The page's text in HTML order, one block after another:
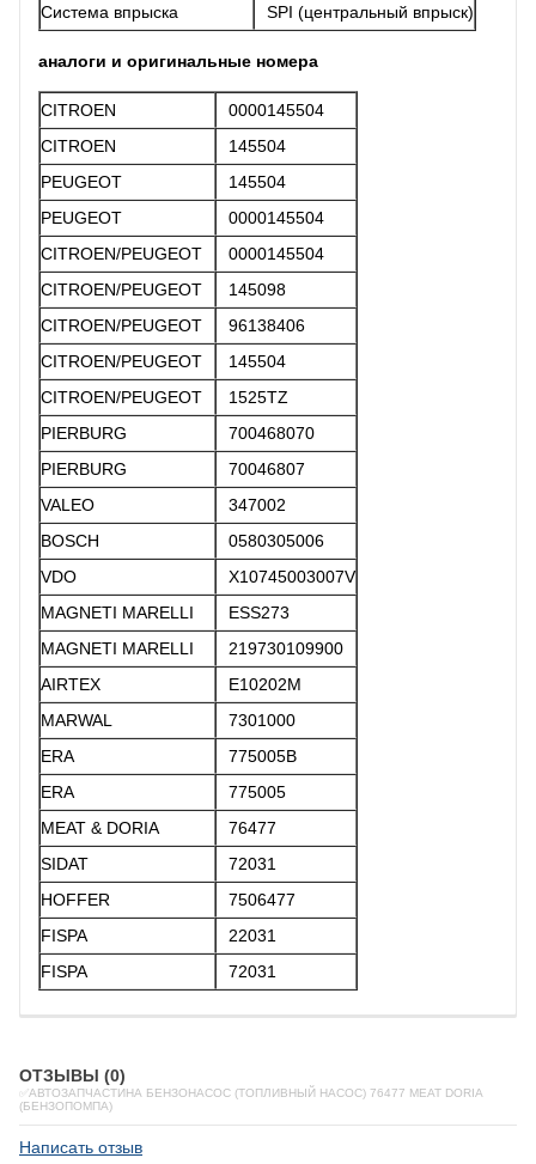
Система впрыска
SPI (центральный впрыск)
аналоги и оригинальные номера
CITROEN
0000145504
CITROEN
145504
PEUGEOT
145504
PEUGEOT
0000145504
CITROEN/PEUGEOT
0000145504
CITROEN/PEUGEOT
145098
CITROEN/PEUGEOT
96138406
CITROEN/PEUGEOT
145504
CITROEN/PEUGEOT
1525TZ
PIERBURG
700468070
PIERBURG
70046807
VALEO
347002
BOSCH
0580305006
VDO
X10745003007V
MAGNETI MARELLI
ESS273
MAGNETI MARELLI
219730109900
AIRTEX
E10202M
MARWAL
7301000
ERA
775005B
ERA
775005
MEAT & DORIA
76477
SIDAT
72031
HOFFER
7506477
FISPA
22031
FISPA
72031
ОТЗЫВЫ (0)
✅АВТОЗАПЧАСТИНА БЕНЗОНАСОС (ТОПЛИВНЫЙ НАСОС) 76477 MEAT DORIA
(БЕНЗОПОМПА)
Написать отзыв